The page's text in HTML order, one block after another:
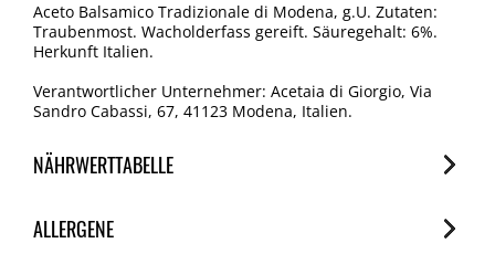
Aceto Balsamico Tradizionale di Modena, g.U. Zutaten:
Traubenmost. Wacholderfass gereift. Säuregehalt: 6%.
Herkunft Italien.
Verantwortlicher Unternehmer: Acetaia di Giorgio, Via
Sandro Cabassi, 67, 41123 Modena, Italien.
NÄHRWERTTABELLE
je 100ml
ALLERGENE